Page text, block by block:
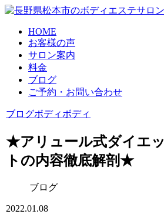
HOME
お客様の声
サロン案内
料金
ブログ
ご予約・お問い合わせ
ブログボディ ボディ
★アリュール式ダイエッ
トの内容徹底解剖★
ブログ
2022.01.08